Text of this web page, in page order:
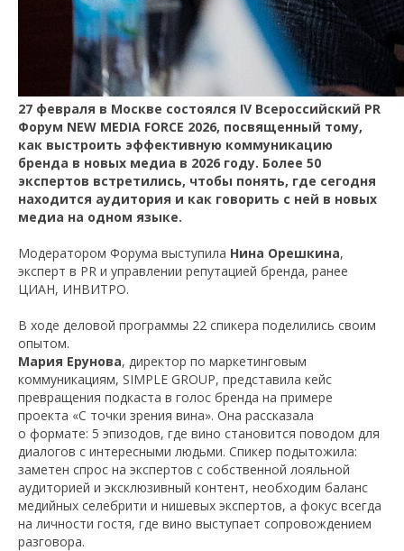
27 февраля в Москве состоялся IV Всероссийский PR
Форум NEW MEDIA FORCE 2026, посвященный тому,
как выстроить эффективную коммуникацию
бренда в новых медиа в 2026 году. Более 50
экспертов встретились, чтобы понять, где сегодня
находится аудитория и как говорить с ней в новых
медиа на одном языке.
Модератором Форума выступила Нина Орешкина,
эксперт в PR и управлении репутацией бренда, ранее
ЦИАН, ИНВИТРО.
В ходе деловой программы 22 спикера поделились своим
опытом.
Мария Ерунова, директор по маркетинговым
коммуникациям, SIMPLE GROUP, представила кейс
превращения подкаста в голос бренда на примере
проекта «С точки зрения вина». Она рассказала
о формате: 5 эпизодов, где вино становится поводом для
диалогов с интересными людьми. Спикер подытожила:
заметен спрос на экспертов с собственной лояльной
аудиторией и эксклюзивный контент, необходим баланс
медийных селебрити и нишевых экспертов, а фокус всегда
на личности гостя, где вино выступает сопровождением
разговора.